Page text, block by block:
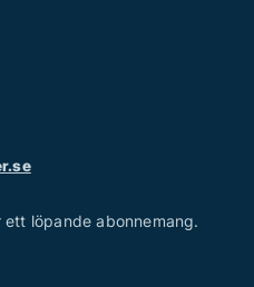
löpande abonnemang.